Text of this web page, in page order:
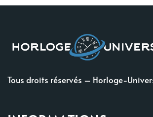
Tous droits réservés – Horloge-